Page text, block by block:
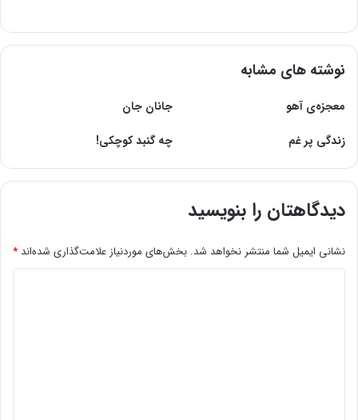
نوشته های مشابه
معجزه‌ی آهو
جانان جان
زندگی پر غم
چه گنبد کوچکى!
دیدگاهتان را بنویسید
نشانی ایمیل شما منتشر نخواهد شد. بخش‌های موردنیاز علامت‌گذاری شده‌اند *